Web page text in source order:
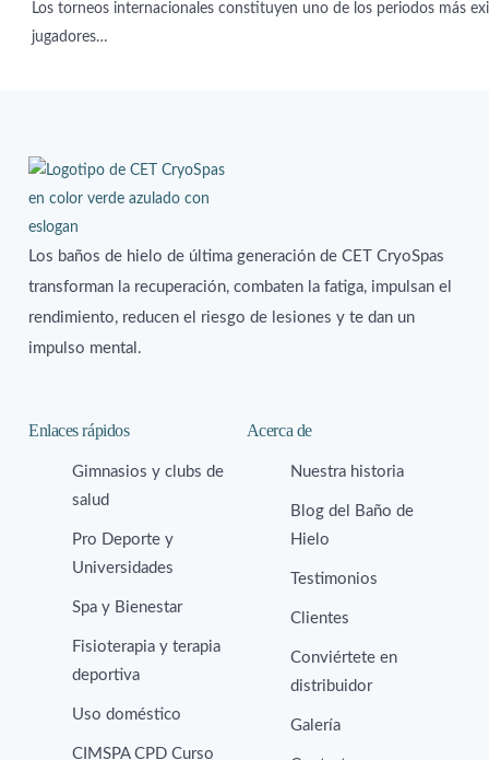
Los torneos internacionales constituyen uno de los periodos más
jugadores…
Los baños de hielo de última generación de CET CryoSpas
transforman la recuperación, combaten la fatiga, impulsan el
rendimiento, reducen el riesgo de lesiones y te dan un
impulso mental.
Enlaces rápidos
Gimnasios y clubs de
salud
Pro Deporte y
Universidades
Spa y Bienestar
Fisioterapia y terapia
deportiva
Uso doméstico
CIMSPA CPD Curso
Acerca de
Nuestra historia
Blog del Baño de
Hielo
Testimonios
Clientes
Conviértete en
distribuidor
Galería